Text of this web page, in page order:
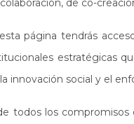
de co-
página tendrás
estratégicas
innovación social y el
todos los compromisos